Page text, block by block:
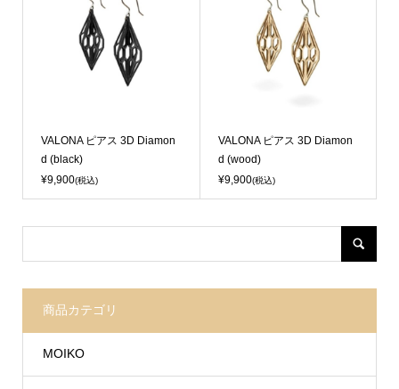
VALONA ピアス 3D Diamon
d (black)
¥9,900(税込)
VALONA ピアス 3D Diamon
d (wood)
¥9,900(税込)
商品カテゴリ
MOIKO